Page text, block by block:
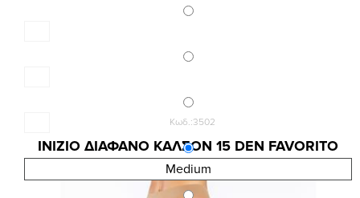
Medium
Κωδ.:3502
INIZIO ΔΙΑΦΑΝΟ ΚΑΛΣΟΝ 15 DEN FAVORITO
4,90 € 3,68 €